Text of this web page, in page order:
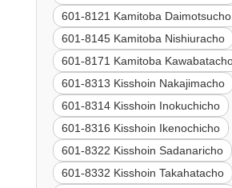
601-8121 Kamitoba Daimotsucho
601-8145 Kamitoba Nishiuracho
601-8171 Kamitoba
601-8313 Kisshoin Nakajimacho
601-8314 Kisshoin Inokuchicho
601-8316 Kisshoin Ikenochicho
601-8322 Kisshoin Sadanaricho
601-8332 Kisshoin Takahatacho